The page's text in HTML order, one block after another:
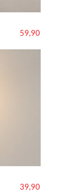
59,90
39,90